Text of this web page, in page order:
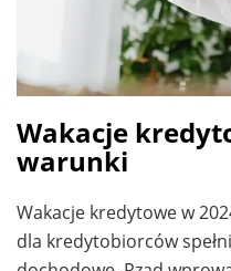
Wakacje
warunki
Wakacje kredytowe w
dla kredytobiorców